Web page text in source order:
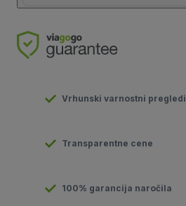
Vrhunski varnostni pregledi
Transparentne cene
100% garancija naročila